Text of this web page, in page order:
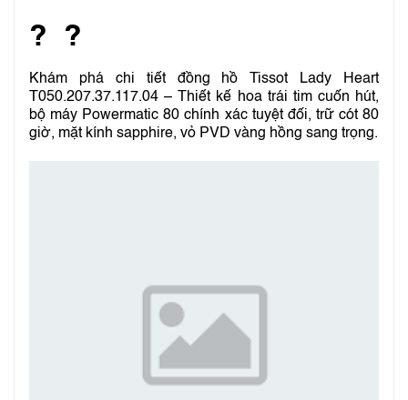
? ?
Khám phá chi tiết đồng hồ Tissot Lady Heart
T050.207.37.117.04 – Thiết kế hoa trái tim cuốn hút,
bộ máy Powermatic 80 chính xác tuyệt đối, trữ cót 80
giờ, mặt kính sapphire, vỏ PVD vàng hồng sang trọng.